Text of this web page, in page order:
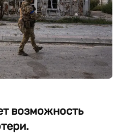
возможность